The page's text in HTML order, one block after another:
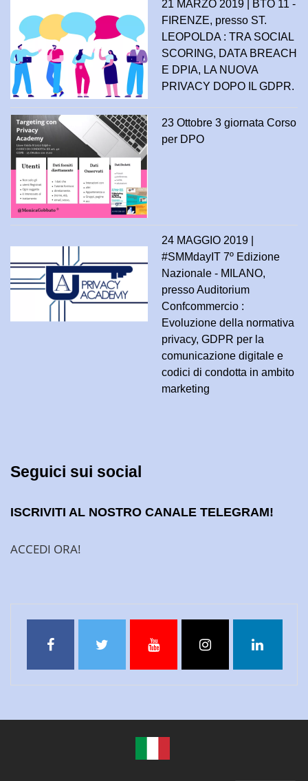
21 MARZO 2019 | BTO 11 -
FIRENZE, presso ST.
LEOPOLDA : TRA SOCIAL
SCORING, DATA BREACH
E DPIA, LA NUOVA
PRIVACY DOPO IL GDPR.
23 Ottobre 3 giornata Corso
per DPO
24 MAGGIO 2019 |
#SMMdayIT 7º Edizione
Nazionale - MILANO,
presso Auditorium
Confcommercio :
Evoluzione della normativa
privacy, GDPR per la
comunicazione digitale e
codici di condotta in ambito
marketing
Seguici sui social
ISCRIVITI AL NOSTRO CANALE TELEGRAM!
ACCEDI ORA!